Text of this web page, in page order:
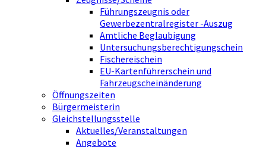
Führungszeugnis oder
Gewerbezentralregister -Auszug
Amtliche Beglaubigung
Untersuchungsberechtigungschein
Fischereischein
EU-Kartenführerschein und
Fahrzeugscheinänderung
Öffnungszeiten
Bürgermeisterin
Gleichstellungsstelle
Aktuelles/Veranstaltungen
Angebote